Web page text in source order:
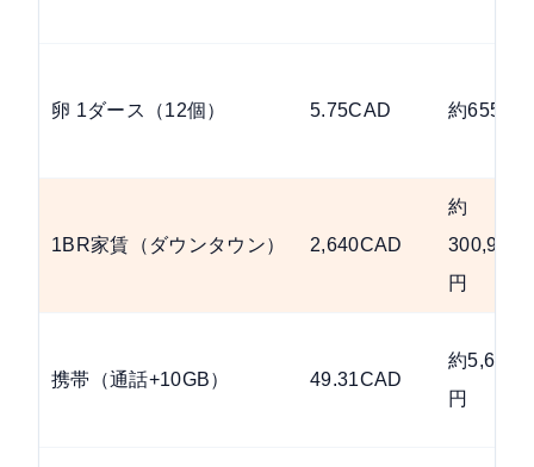
卵 1ダース（12個） 5.75CAD 約655円
1BR家賃（ダウンタウン） 2,640CAD
約
300,960
円
携帯（通話+10GB） 49.31CAD
約5,621
円